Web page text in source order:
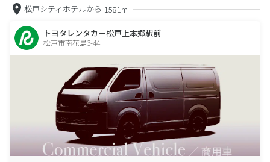
松戸シティホテルから 1581m
トヨタレンタカー松戸上本郷駅前
松戸市南花島3-44